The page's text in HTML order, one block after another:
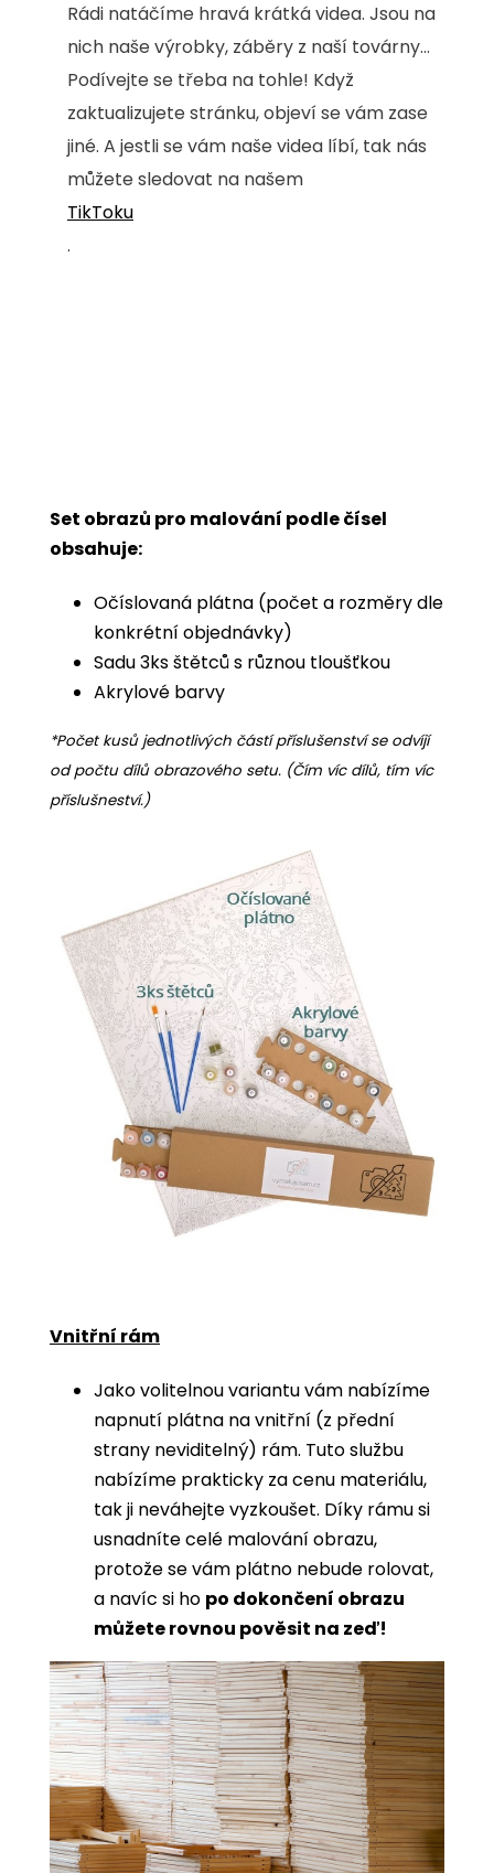
Rádi natáčíme hravá krátká videa. Jsou na
nich naše výrobky, záběry z naší továrny...
Podívejte se třeba na tohle! Když
zaktualizujete stránku, objeví se vám zase
jiné. A jestli se vám naše videa líbí, tak nás
můžete sledovat na našem
TikToku
.
Set obrazů pro malování podle čísel
obsahuje:
Očíslovaná plátna (počet a rozměry dle
konkrétní objednávky)
Sadu 3ks štětců s různou tloušťkou
Akrylové barvy
*Počet kusů jednotlivých částí příslušenství se odvíjí
od počtu dílů obrazového setu. (Čím víc dílů, tím víc
příslušneství.)
Vnitřní rám
Jako volitelnou variantu vám nabízíme
napnutí plátna na vnitřní (z přední
strany neviditelný) rám. Tuto službu
nabízíme prakticky za cenu materiálu,
tak ji neváhejte vyzkoušet. Díky rámu si
usnadníte celé malování obrazu,
protože se vám plátno nebude rolovat,
a navíc si ho po dokončení obrazu
můžete rovnou pověsit na zeď!